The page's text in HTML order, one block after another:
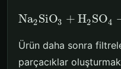
Na2SiO3 + H2SO4
Ürün daha sonra
parçacıklar